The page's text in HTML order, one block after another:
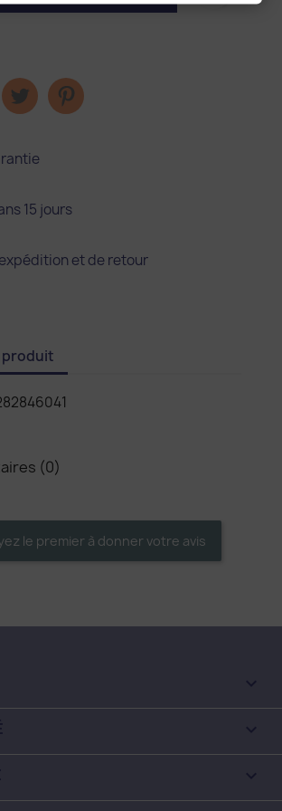
15 jours
et de retour
produit
(0)
le premier à donner votre avis